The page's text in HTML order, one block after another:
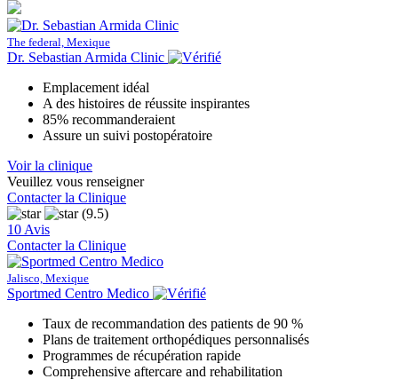
The federal, Mexique
Dr. Sebastian Armida Clinic
Emplacement idéal
A des histoires de réussite inspirantes
85% recommanderaient
Assure un suivi postopératoire
Voir la clinique
Veuillez vous renseigner
Contacter la Clinique
(9.5)
10 Avis
Contacter la Clinique
Jalisco, Mexique
Sportmed Centro Medico
Taux de recommandation des patients de 90 %
Plans de traitement orthopédiques personnalisés
Programmes de récupération rapide
Comprehensive aftercare and rehabilitation